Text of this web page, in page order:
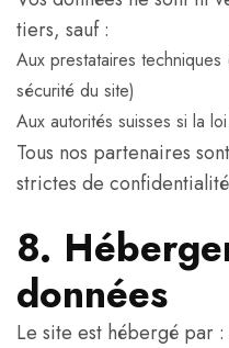
tiers, sauf :
Aux prestataires
sécurité du site)
Aux autorités suisses si la loi
Tous nos partenaires
strictes de
8.
données
Le site est hébergé par :